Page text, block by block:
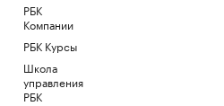
РБК
Компании
РБК Курсы
Школа
управления
РБК